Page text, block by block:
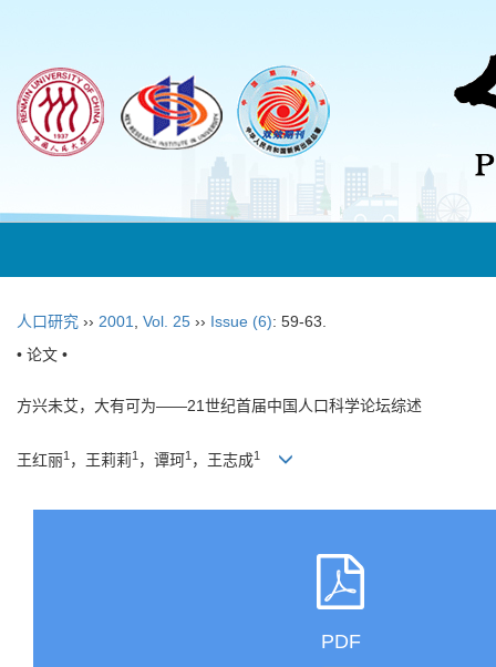
人口研究 ›› 2001 Vol. 25 ›› Issue (6): 59-63.
• 论文 •
方兴未艾，大有可为——21世纪首届中国人口科学论坛综述
王红丽1 ，王莉莉1 ，谭珂1 ，王志成1
PDF